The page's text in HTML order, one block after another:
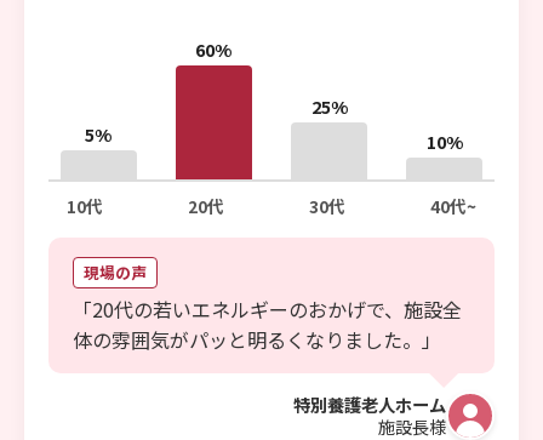
5%
60%
25%
10%
10代 20代 30代 40代~
現場の声
「20代の若いエネルギーのおかげで、施設全
体の雰囲気がパッと明るくなりました。」
特別養護老人ホーム
施設長様